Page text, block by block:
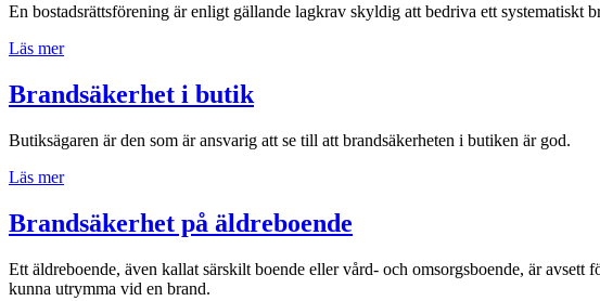
En bostadsrättsförening är enligt gällande lagkrav skyldig att bedriva ett systematiskt
Läs mer
Brandsäkerhet i butik
Butiksägaren är den som är ansvarig att se till att brandsäkerheten i butiken är god.
Läs mer
Brandsäkerhet på äldreboende
Ett äldreboende, även kallat särskilt boende eller vård- och omsorgsboende, är avsett
kunna utrymma vid en brand.